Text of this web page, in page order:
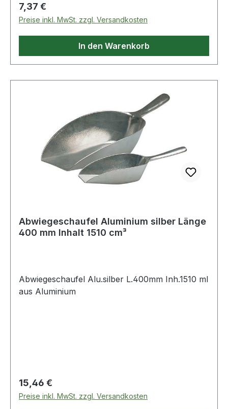
Regulärer Preis:
7,37 €
Preise inkl. MwSt. zzgl. Versandkosten
In den Warenkorb
Abwiegeschaufel Aluminium silber Länge
400 mm Inhalt 1510 cm³
Abwiegeschaufel Alu.silber L.400mm Inh.1510 ml
aus Aluminium
Regulärer Preis:
15,46 €
Preise inkl. MwSt. zzgl. Versandkosten